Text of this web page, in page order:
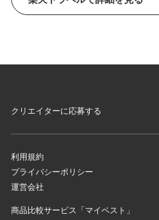
クリエイターに応募する
利用規約
プライバシーポリシー
運営会社
商品比較サービス「マイベスト」